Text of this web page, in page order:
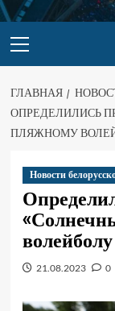
ГЛАВНАЯ
ОПРЕДЕЛИЛИСЬ
ПЛЯЖНОМУ
Новости
волейболу
21.08.2023 0